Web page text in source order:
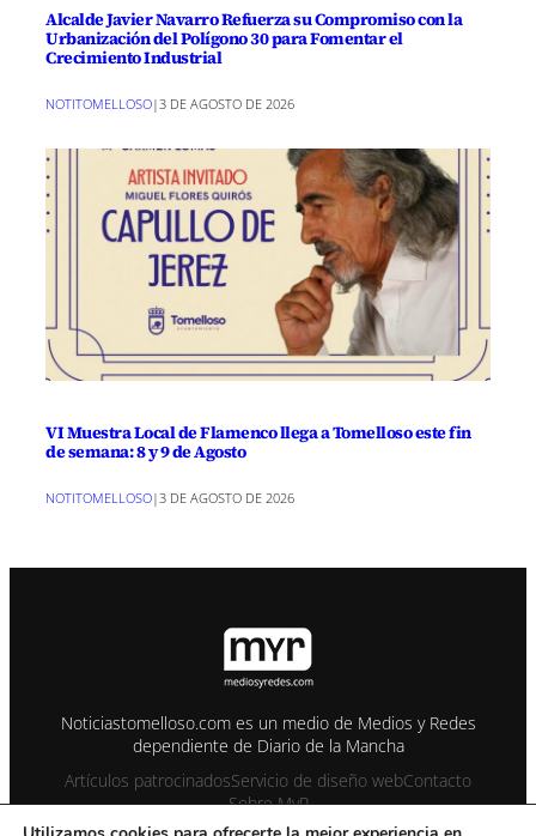
Alcalde Javier Navarro Refuerza su Compromiso con la
Urbanización del Polígono 30 para Fomentar el
Crecimiento Industrial
NOTITOMELLOSO|3 DE AGOSTO DE 2026
VI Muestra Local de Flamenco llega a Tomelloso este fin
de semana: 8 y 9 de Agosto
NOTITOMELLOSO|3 DE AGOSTO DE 2026
Noticiastomelloso.com es un medio de Medios y Redes
dependiente de Diario de la Mancha
Artículos patrocinadosServicio de diseño webContacto
Sobre MyR